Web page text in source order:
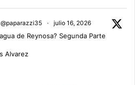
@paparazzi35 · julio 16, 2026
de Reynosa? Segunda Parte
Alvarez